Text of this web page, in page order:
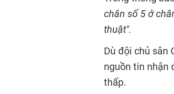
chân số 5 ở
thuật".
Dù đội chủ sân
nguồn tin nhận
thấp.